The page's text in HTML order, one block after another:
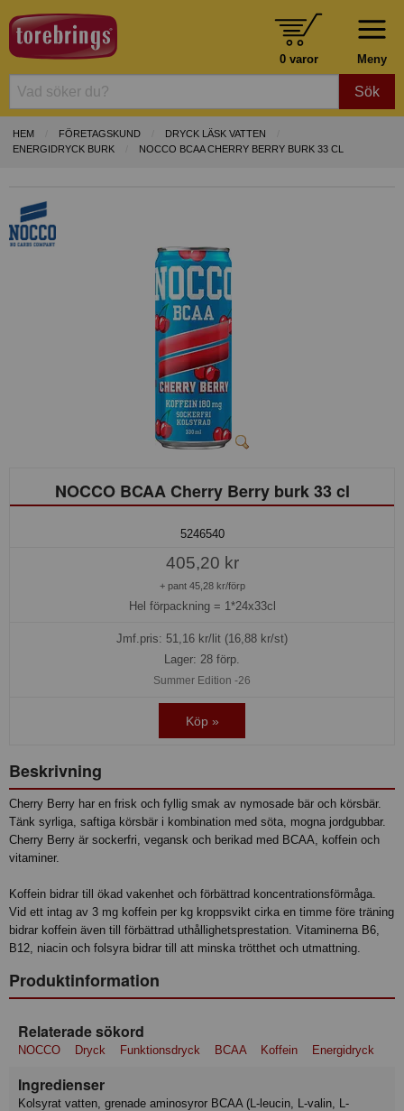
Meny
0 varor
Sök
HEM FÖRETAGSKUND
DRYCK LÄSK VATTEN
ENERGIDRYCK BURK
NOCCO BCAA CHERRY BERRY BURK 33 CL
NOCCO BCAA Cherry Berry burk 33 cl
5246540
405,20 kr
+ pant 45,28 kr/förp
Hel förpackning = 1*24x33cl
Jmf.pris: 51,16 kr/lit (16,88 kr/st)
Lager: 28 förp.
Summer Edition -26
Köp »
Beskrivning
Cherry Berry har en frisk och fyllig smak av nymosade bär och körsbär.
Tänk syrliga, saftiga körsbär i kombination med söta, mogna jordgubbar.
Cherry Berry är sockerfri, vegansk och berikad med BCAA, koffein och
vitaminer.
Koffein bidrar till ökad vakenhet och förbättrad koncentrationsförmåga.
Vid ett intag av 3 mg koffein per kg kroppsvikt cirka en timme före träning
bidrar koffein även till förbättrad uthållighetsprestation. Vitaminerna B6,
B12, niacin och folsyra bidrar till att minska trötthet och utmattning.
Produktinformation
Relaterade sökord
NOCCO Dryck Funktionsdryck BCAA Koffein Energidryck
Ingredienser
Kolsyrat vatten, grenade aminosyror BCAA (L-leucin, L-valin, L-